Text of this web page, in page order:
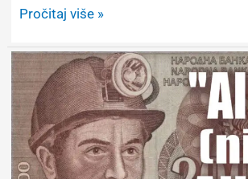
Sovjetski
znak:
Partizan
Jugoslavije
–
građanin
SSSR-
a
Pročitaj više »